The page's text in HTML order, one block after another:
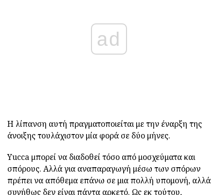
ad
Η λίπανση αυτή πραγματοποιείται με την έναρξη της
άνοιξης τουλάχιστον μία φορά σε δύο μήνες.
Yucca μπορεί να διαδοθεί τόσο από μοσχεύματα και
σπόρους. Αλλά για αναπαραγωγή μέσω των σπόρων
πρέπει να απόθεμα επάνω σε μια πολλή υπομονή, αλλά
συνήθως δεν είναι πάντα αρκετό. Ως εκ τούτου,